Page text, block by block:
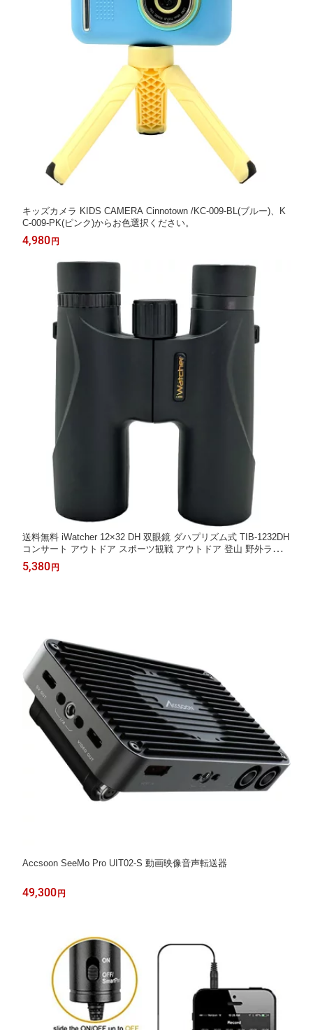
キッズカメラ KIDS CAMERA Cinnotown /KC-009-BL(ブルー)、K
C-009-PK(ピンク)からお色選択ください。
4,980円
送料無料 iWatcher 12×32 DH 双眼鏡 ダハプリズム式 TIB-1232DH
コンサート アウトドア スポーツ観戦 アウトドア 登山 野外ライブ
推し活の本気を応援する
5,380円
Accsoon SeeMo Pro UIT02-S 動画映像音声転送器
49,300円